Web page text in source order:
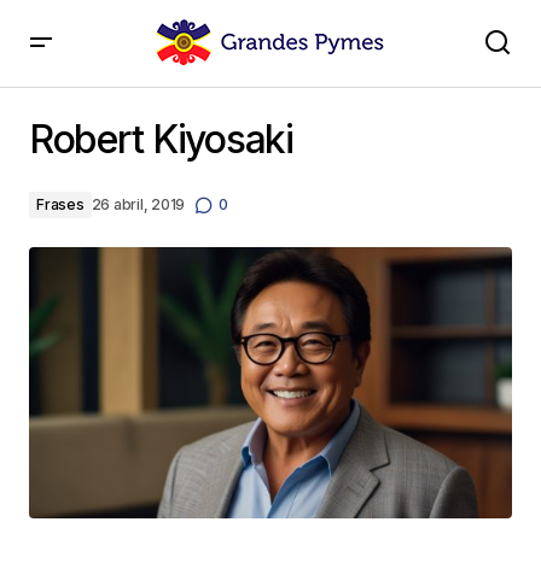
Robert Kiyosaki
Frases 26 abril, 2019 0